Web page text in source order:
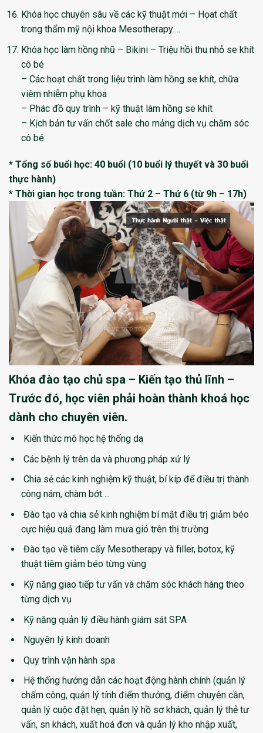
Khóa học chuyên sâu về các kỹ thuật mới – Họat chất
trong thẩm mỹ nội khoa Mesotherapy….
Khóa học làm hồng nhũ – Bikini – Triệu hồi thu nhỏ se khít
cô bé
– Các hoạt chất trong liệu trình làm hồng se khít, chữa
viêm nhiễm phụ khoa
– Phác đồ quy trình – kỹ thuật làm hồng se khít
– Kịch bản tư vấn chốt sale cho mảng dịch vụ chăm sóc
cô bé
* Tổng số buổi học: 40 buổi (10 buổi lý thuyết và 30 buổi
thực hành)
* Thời gian học trong tuần: Thứ 2 – Thứ 6 (từ 9h – 17h)
Khóa đào tạo chủ spa – Kiến tạo thủ lĩnh –
Trước đó, học viên phải hoàn thành khoá học
dành cho chuyên viên.
Kiến thức mô học hệ thống da
Các bệnh lý trên da và phương pháp xử lý
Chia sẻ các kinh nghiệm kỹ thuật, bí kíp để điều trị thành
công nám, chàm bớt….
Đào tạo và chia sẻ kinh nghiệm bí mật điều trị giảm béo
cực hiệu quả đang làm mưa gió trên thị trường
Đào tạo về tiêm cấy Mesotherapy và filler, botox, kỹ
thuật tiêm giảm béo từng vùng
Kỹ năng giao tiếp tư vấn và chăm sóc khách hàng theo
từng dịch vụ
Kỹ năng quản lý điều hành giám sát SPA
Nguyên lý kinh doanh
Quy trình vận hành spa
Hệ thống hướng dẫn các hoạt động hành chính (quản lý
chấm công, quản lý tính điểm thưởng, điểm chuyên cần,
quản lý cuộc đặt hẹn, quản lý hồ sơ khách, quản lý thẻ tư
vấn, sn khách, xuất hoá đơn và quản lý kho nhập xuất,